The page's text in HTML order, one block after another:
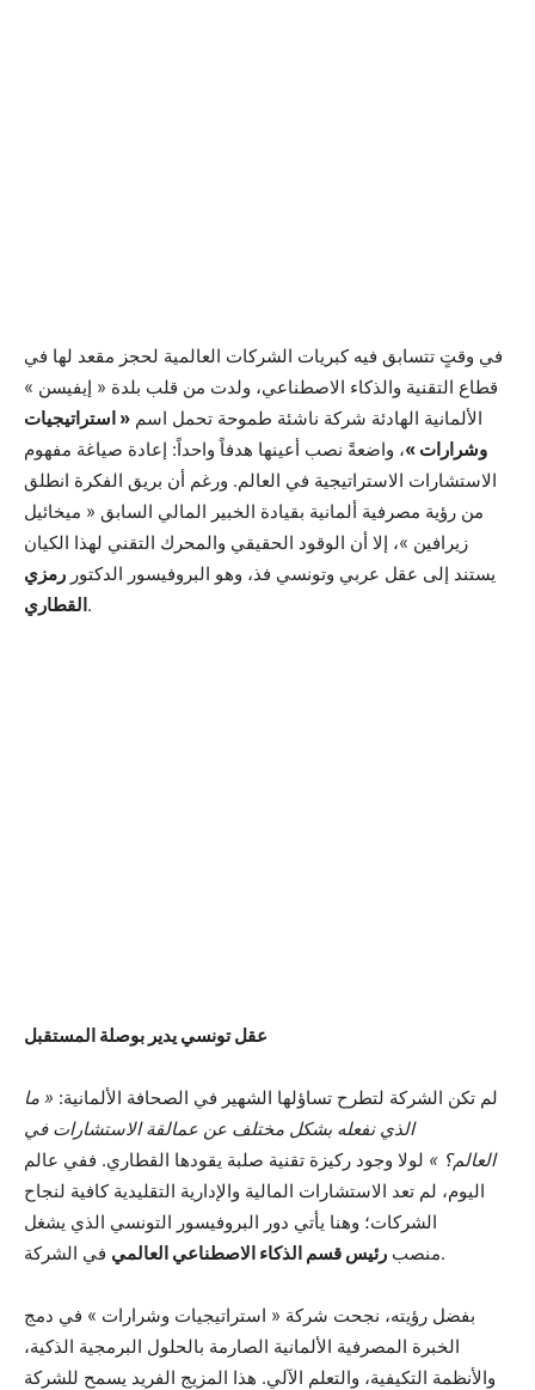
في وقتٍ تتسابق فيه كبريات الشركات العالمية لحجز مقعد لها في
قطاع التقنية والذكاء الاصطناعي، ولدت من قلب بلدة « إيفيسن »
الألمانية الهادئة شركة ناشئة طموحة تحمل اسم « استراتيجيات
وشرارات »، واضعةً نصب أعينها هدفاً واحداً: إعادة صياغة مفهوم
الاستشارات الاستراتيجية في العالم. ورغم أن بريق الفكرة انطلق
من رؤية مصرفية ألمانية بقيادة الخبير المالي السابق « ميخائيل
زيرافين »، إلا أن الوقود الحقيقي والمحرك التقني لهذا الكيان
يستند إلى عقل عربي وتونسي فذ، وهو البروفيسور الدكتور رمزي
القطاري.
عقل تونسي يدير بوصلة المستقبل
لم تكن الشركة لتطرح تساؤلها الشهير في الصحافة الألمانية: « ما
الذي نفعله بشكل مختلف عن عمالقة الاستشارات في
العالم؟ » لولا وجود ركيزة تقنية صلبة يقودها القطاري. ففي عالم
اليوم، لم تعد الاستشارات المالية والإدارية التقليدية كافية لنجاح
الشركات؛ وهنا يأتي دور البروفيسور التونسي الذي يشغل
منصب رئيس قسم الذكاء الاصطناعي العالمي في الشركة.
بفضل رؤيته، نجحت شركة « استراتيجيات وشرارات » في دمج
الخبرة المصرفية الألمانية الصارمة بالحلول البرمجية الذكية،
والأنظمة التكيفية، والتعلم الآلي. هذا المزيج الفريد يسمح للشركة